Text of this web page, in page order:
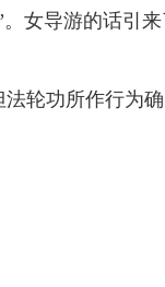
导游的话引来
功所作行为确